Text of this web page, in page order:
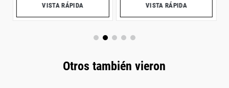
VISTA RÁPIDA VISTA RÁPIDA
Otros también vieron